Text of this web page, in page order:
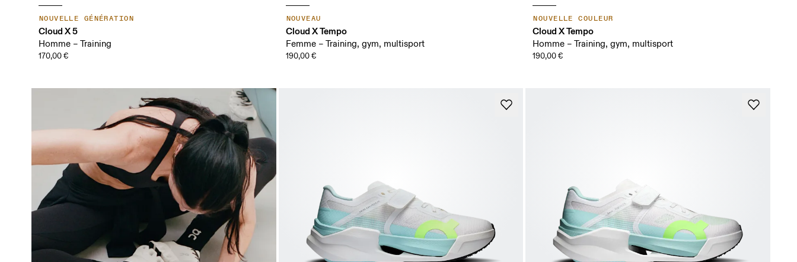
NOUVELLE GÉNÉRATION
Cloud X 5
Homme – Training
170,00 €
NOUVEAU
Cloud X Tempo
Femme – Training, gym, multisport
190,00 €
NOUVELLE COULEUR
Cloud X Tempo
Homme – Training, gym, multisport
190,00 €